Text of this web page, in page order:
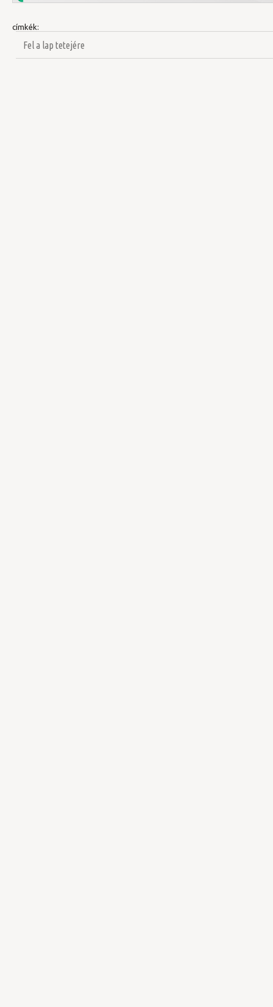
címkék:
Fel a lap tetejére